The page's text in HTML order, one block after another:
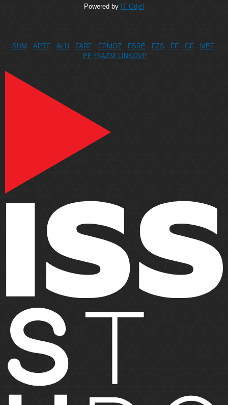
Powered by IT Odjel
SUM APTF ALU FARF FPMOZ FSRE FZS FF GF
MEF
PF *RAZNI LINKOVI*